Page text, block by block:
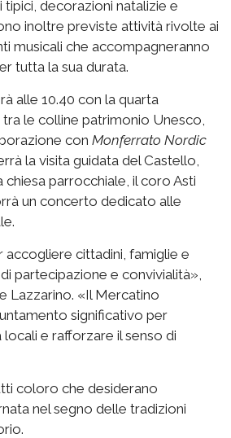
decorazioni natalizie e
inoltre previste attività rivolte ai
musicali che accompagneranno
tutta la sua durata.
alle 10.40 con la quarta
le colline patrimonio Unesco,
con Monferrato Nordic
la visita guidata del Castello,
chiesa parrocchiale, il coro Asti
un concerto dedicato alle
accogliere cittadini, famiglie e
partecipazione e convivialità»,
Lazzarino. «Il Mercatino
significativo per
e rafforzare il senso di
coloro che desiderano
nel segno delle tradizioni